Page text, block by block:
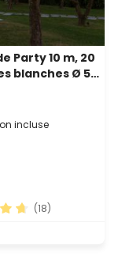
Party 10 m, 20
blanches Ø 50
chaud,
incluse
de 4.72 sur
(18)